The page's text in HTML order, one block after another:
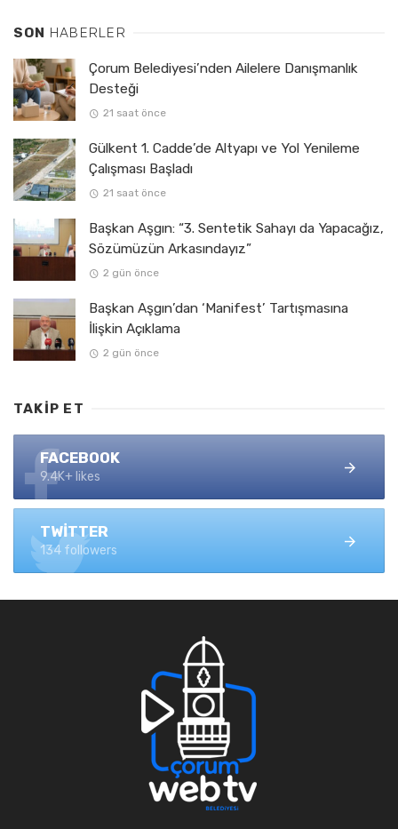
SON HABERLER
Çorum Belediyesi’nden Ailelere Danışmanlık
Desteği
21 saat önce
Gülkent 1. Cadde’de Altyapı ve Yol Yenileme
Çalışması Başladı
21 saat önce
Başkan Aşgın: “3. Sentetik Sahayı da Yapacağız,
Sözümüzün Arkasındayız”
2 gün önce
Başkan Aşgın’dan ‘Manifest’ Tartışmasına
İlişkin Açıklama
2 gün önce
TAKIP ET
FACEBOOK
9.4K+ likes
TWITTER
134 followers